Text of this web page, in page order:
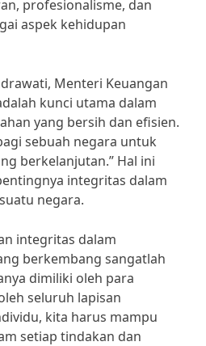
profesionalisme, dan
aspek kehidupan
Menteri Keuangan
kunci utama dalam
yang bersih dan efisien.
sebuah negara untuk
berkelanjutan.” Hal ini
integritas dalam
negara.
integritas dalam
berkembang sangatlah
dimiliki oleh para
seluruh lapisan
kita harus mampu
setiap tindakan dan